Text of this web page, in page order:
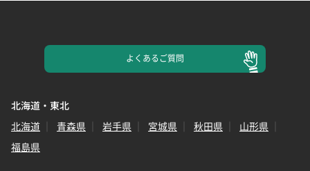
よくあるご質問
北海道・東北
北海道
青森県 岩手県 宮城県 秋田県
山形県
福島県